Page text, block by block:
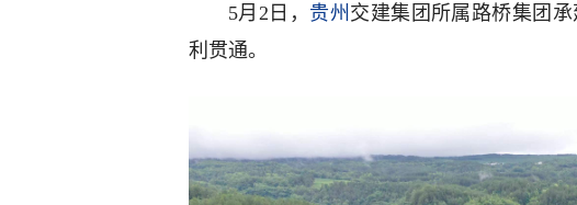
5月2日， 贵州 交建集团所属路桥集团
利贯通。